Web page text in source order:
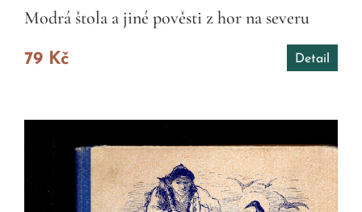
Modrá štola a jiné pověsti z hor na severu
79 Kč Detail